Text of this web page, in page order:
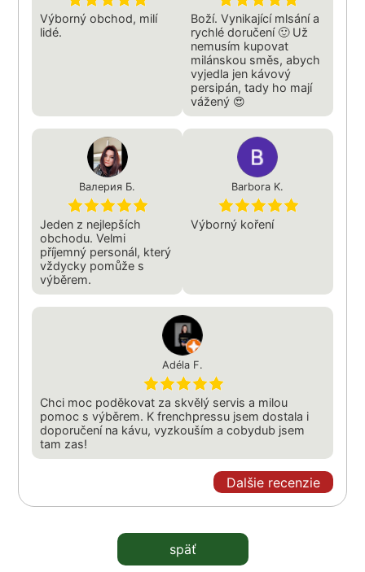
Výborný obchod, milí
lidé.
Boží. Vynikající mlsání a
rychlé doručení 🙂 Už
nemusím kupovat
milánskou směs, abych
vyjedla jen kávový
persipán, tady ho mají
vážený 😍
Валерия Б.
Jeden z nejlepších
obchodu. Velmi
příjemný personál, který
vždycky pomůže s
výběrem.
Barbora K.
Výborný koření
Adéla F.
Chci moc poděkovat za skvělý servis a milou
pomoc s výběrem. K frenchpressu jsem dostala i
doporučení na kávu, vyzkouším a cobydub jsem
tam zas!
Dalšie recenzie
späť